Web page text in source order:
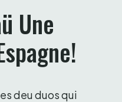
Une
deu duos qui